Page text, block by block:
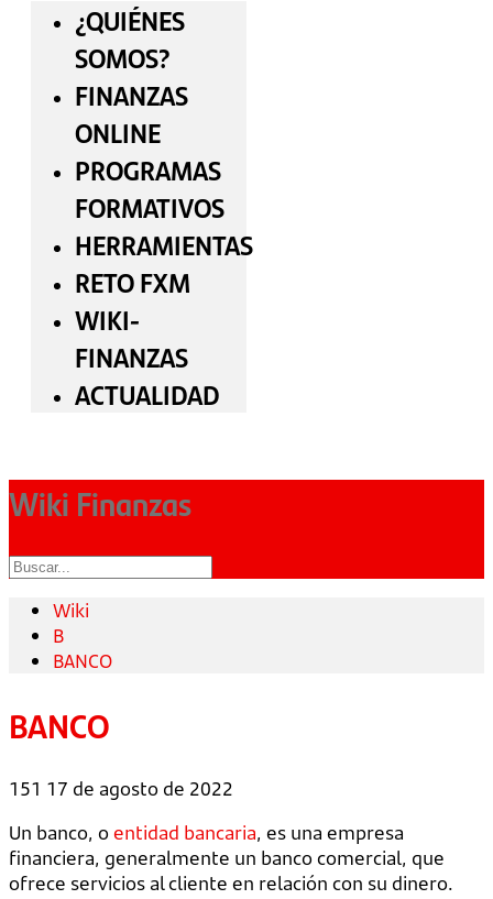
¿QUIÉNES
SOMOS?
FINANZAS
ONLINE
PROGRAMAS
FORMATIVOS
HERRAMIENTAS
RETO FXM
WIKI-
FINANZAS
ACTUALIDAD
Wiki Finanzas
Wiki
B
BANCO
BANCO
151 17 de agosto de 2022
Un banco, oentidad bancaria, es una empresa
financiera, generalmente un banco comercial, que
ofrece servicios al cliente en relación con su dinero.